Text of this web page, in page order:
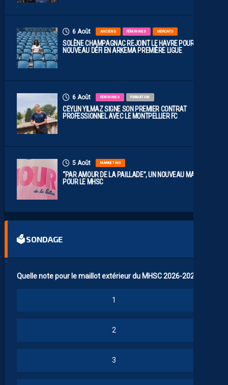
6 Août ANCIENS FÉMININES MERCATO
SOLÈNE CHAMPAGNAC REJOINT LE HAVRE POUR UN
NOUVEAU DÉFI EN ARKEMA PREMIÈRE LIGUE
6 Août FÉMININES FORMATION
CEYLIN YILMAZ SIGNE SON PREMIER CONTRAT
PROFESSIONNEL AVEC LE MONTPELLIER FC
5 Août MARKETING
“PAR AMOUR DE LA PAILLADE”, UN NOUVEAU MAILLOT
POUR LE MHSC
🗳 SONDAGE
Quelle note pour le maillot extérieur du MHSC 2026-2027 ?
1
2
3